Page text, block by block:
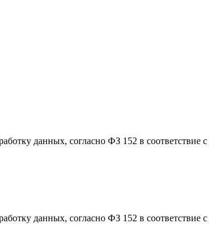
данных, согласно ФЗ 152 в соответствие с
данных, согласно ФЗ 152 в соответствие с